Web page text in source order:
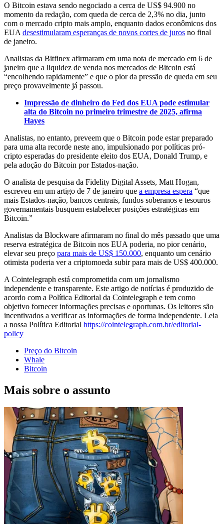
O Bitcoin estava sendo negociado a cerca de US$ 94.900 no
momento da redação, com queda de cerca de 2,3% no dia, junto
com o mercado cripto mais amplo, enquanto dados econômicos dos
EUA desestimularam esperanças de novos cortes de juros no final
de janeiro.
Analistas da Bitfinex afirmaram em uma nota de mercado em 6 de
janeiro que a liquidez de venda nos mercados de Bitcoin está
“encolhendo rapidamente” e que o pior da pressão de queda em seu
preço provavelmente já passou.
Impressão de dinheiro do Fed dos EUA pode estimular
alta do Bitcoin no primeiro trimestre de 2025, afirma
Hayes
Analistas, no entanto, preveem que o Bitcoin pode estar preparado
para uma alta recorde neste ano, impulsionado por políticas pró-
cripto esperadas do presidente eleito dos EUA, Donald Trump, e
pela adoção do Bitcoin por Estados-nação.
O analista de pesquisa da Fidelity Digital Assets, Matt Hogan,
escreveu em um artigo de 7 de janeiro que a empresa espera “que
mais Estados-nação, bancos centrais, fundos soberanos e tesouros
governamentais busquem estabelecer posições estratégicas em
Bitcoin.”
Analistas da Blockware afirmaram no final do mês passado que uma
reserva estratégica de Bitcoin nos EUA poderia, no pior cenário,
elevar seu preço para mais de US$ 150.000, enquanto um cenário
otimista poderia ver a criptomoeda subir para mais de US$ 400.000.
A Cointelegraph está comprometida com um jornalismo
independente e transparente. Este artigo de notícias é produzido de
acordo com a Política Editorial da Cointelegraph e tem como
objetivo fornecer informações precisas e oportunas. Os leitores são
incentivados a verificar as informações de forma independente. Leia
a nossa Política Editorial https://cointelegraph.com.br/editorial-
policy
Preço do Bitcoin
Whale
Bitcoin
Mais sobre o assunto